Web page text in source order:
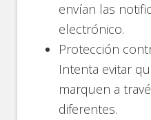
envían las
electrónico.
Protección
Intenta evitar
marquen a
diferentes.